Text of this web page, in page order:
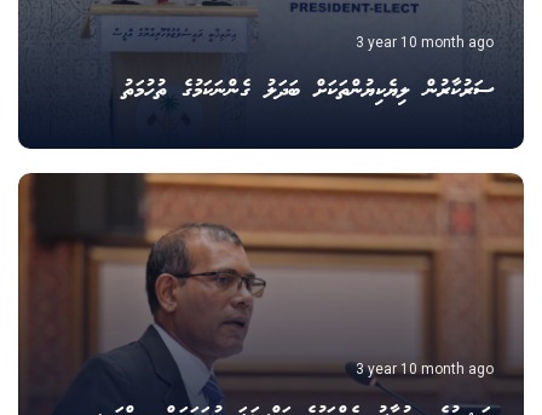
3 year 10 month ago
ސަރުކާރުން ލިޔެކިޔުންތަކަށް ބަދަލު ގެންނަކަމުގެ ތުހުމަތު
3 year 10 month ago